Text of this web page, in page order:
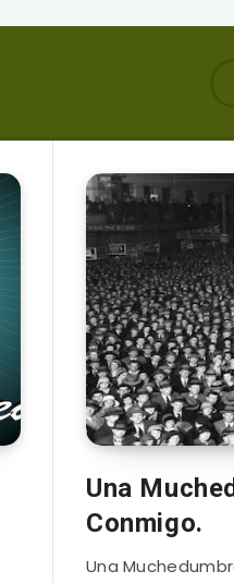
Una
Conmigo.
Una